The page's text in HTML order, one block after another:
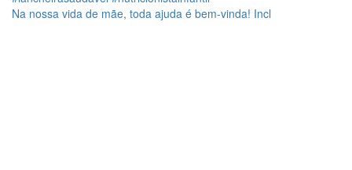
Na nossa vida de mãe, toda ajuda é bem-vinda! Incl